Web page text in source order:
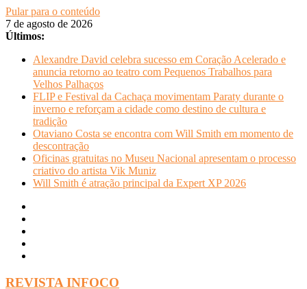
Pular para o conteúdo
7 de agosto de 2026
Últimos:
Alexandre David celebra sucesso em Coração Acelerado e
anuncia retorno ao teatro com Pequenos Trabalhos para
Velhos Palhaços
FLIP e Festival da Cachaça movimentam Paraty durante o
inverno e reforçam a cidade como destino de cultura e
tradição
Otaviano Costa se encontra com Will Smith em momento de
descontração
Oficinas gratuitas no Museu Nacional apresentam o processo
criativo do artista Vik Muniz
Will Smith é atração principal da Expert XP 2026
REVISTA INFOCO